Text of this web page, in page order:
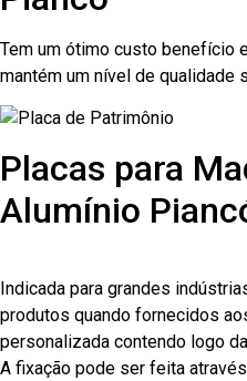
Tem um ótimo custo benefício
mantém um nível de qualidade
Placas para
Alumínio
Indicada para grandes
produtos quando fornecidos
personalizada contendo logo
A fixação pode ser feita